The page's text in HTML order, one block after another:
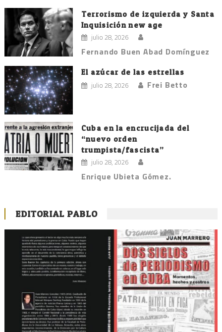
Terrorismo de izquierda y Santa
Inquisición new age
julio 28, 2026
Fernando Buen Abad Domínguez
El azúcar de las estrellas
julio 28, 2026 Frei Betto
Cuba en la encrucijada del
“nuevo orden
trumpista/fascista”
julio 28, 2026
Enrique Ubieta Gómez.
EDITORIAL PABLO